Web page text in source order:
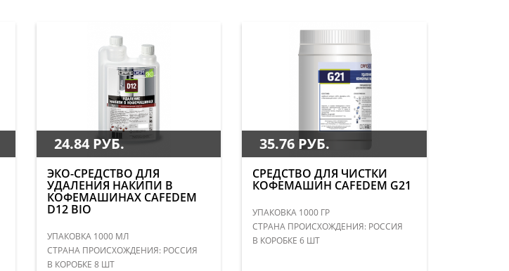
24.84 РУБ.
ЭКО-СРЕДСТВО ДЛЯ
УДАЛЕНИЯ НАКИПИ В
КОФЕМАШИНАХ CAFEDEM
D12 BIO
УПАКОВКА 1000 МЛ
СТРАНА ПРОИСХОЖДЕНИЯ: РОССИЯ
В КОРОБКЕ 8 ШТ
35.76 РУБ.
СРЕДСТВО ДЛЯ ЧИСТКИ
КОФЕМАШИН CAFEDEM G21
УПАКОВКА 1000 ГР
СТРАНА ПРОИСХОЖДЕНИЯ: РОССИЯ
В КОРОБКЕ 6 ШТ